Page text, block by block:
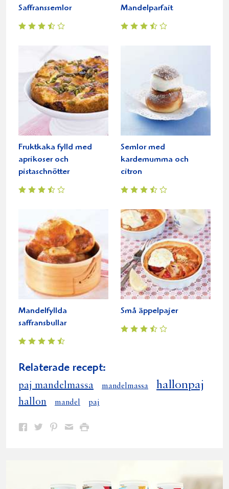
Saffranssemlor Mandelparfait
Fruktkaka fylld med
aprikoser och
pistaschnötter
Semlor med
kardemumma och
citron
Mandelfyllda
saffransbullar
Små äppelpajer
Relaterade recept:
paj mandelmassa mandelmassa hallonpaj
hallon mandel paj
Dela Dela Dela DelaSkriv